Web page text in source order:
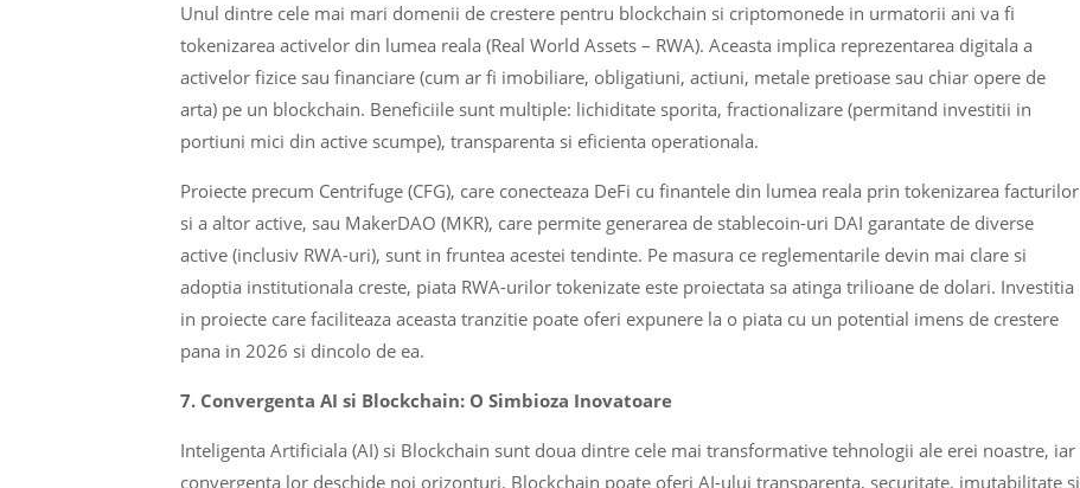
Unul dintre cele mai mari domenii de crestere pentru blockchain si criptomonede in urmatorii ani va fi
tokenizarea activelor din lumea reala (Real World Assets – RWA). Aceasta implica reprezentarea digitala a
activelor fizice sau financiare (cum ar fi imobiliare, obligatiuni, actiuni, metale pretioase sau chiar opere de
arta) pe un blockchain. Beneficiile sunt multiple: lichiditate sporita, fractionalizare (permitand investitii in
portiuni mici din active scumpe), transparenta si eficienta operationala.
Proiecte precum Centrifuge (CFG), care conecteaza DeFi cu finantele din lumea reala prin tokenizarea facturilor
si a altor active, sau MakerDAO (MKR), care permite generarea de stablecoin-uri DAI garantate de diverse
active (inclusiv RWA-uri), sunt in fruntea acestei tendinte. Pe masura ce reglementarile devin mai clare si
adoptia institutionala creste, piata RWA-urilor tokenizate este proiectata sa atinga trilioane de dolari. Investitia
in proiecte care faciliteaza aceasta tranzitie poate oferi expunere la o piata cu un potential imens de crestere
pana in 2026 si dincolo de ea.
7. Convergenta AI si Blockchain: O Simbioza Inovatoare
Inteligenta Artificiala (AI) si Blockchain sunt doua dintre cele mai transformative tehnologii ale erei noastre, iar
convergenta lor deschide noi orizonturi. Blockchain poate oferi AI-ului transparenta, securitate, imutabilitate si